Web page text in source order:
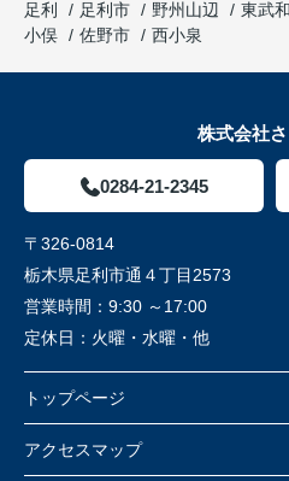
足利
足利市 野州山辺 東武
小俣
佐野市 西小泉
株式会社
0284-21-2345
〒326-0814
栃木県足利市通４丁目2573
営業時間： 9:30 ～17:00
定休日： 火曜・水曜・他
トップページ
アクセスマップ